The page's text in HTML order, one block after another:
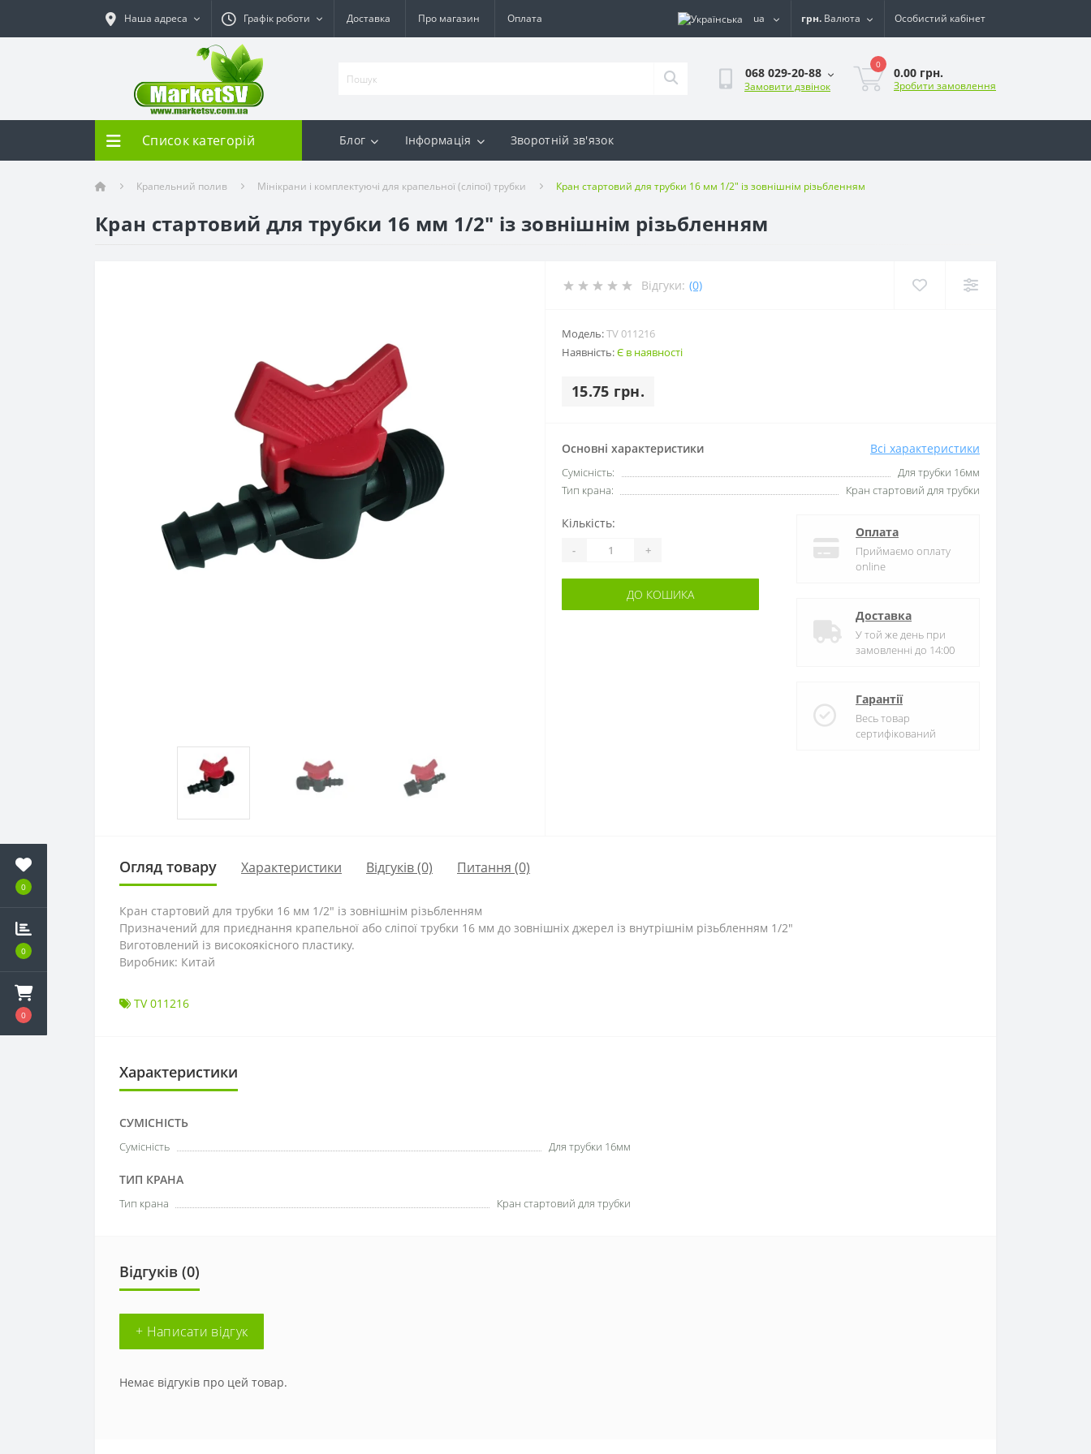
0
0
0
Наша адреса Графік роботи Доставка Про магазин Оплата ua грн. Валюта Особистий кабінет
068 029-20-88
Замовити дзвінок
0
0.00 грн.
Зробити замовлення
Список категорій Блог Інформація Зворотній зв'язок
Крапельний полив Мінікрани і комплектуючі для крапельної (сліпої) трубки Кран стартовий для трубки 16 мм 1/2" із зовнішнім різьбленням
Кран стартовий для трубки 16 мм 1/2" із зовнішнім різьбленням
Відгуки: (0)
Модель:TV 011216
Наявність:Є в наявності
15.75 грн.
Основні характеристики Всі характеристики
Сумісність:
Для трубки 16мм
Тип крана:
Кран стартовий для трубки
Кількість:
- +
ДО КОШИКА
Оплата
Приймаємо оплату
online
Доставка
У той же день при
замовленні до 14:00
Гарантії
Весь товар
сертифікований
Огляд товару Характеристики Відгуків (0) Питання (0)
Кран стартовий для трубки 16 мм 1/2" із зовнішнім різьбленням
Призначений для приєднання крапельної або сліпої трубки 16 мм до зовнішніх джерел із внутрішнім різьбленням 1/2"
Виготовлений із високоякісного пластику.
Виробник: Китай
TV 011216
Характеристики
СУМІСНІСТЬ
Сумісність Для трубки 16мм
ТИП КРАНА
Тип крана Кран стартовий для трубки
Відгуків (0)
+ Написати відгук
Немає відгуків про цей товар.